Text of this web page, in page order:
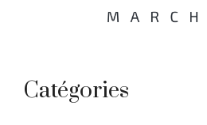
Catégories